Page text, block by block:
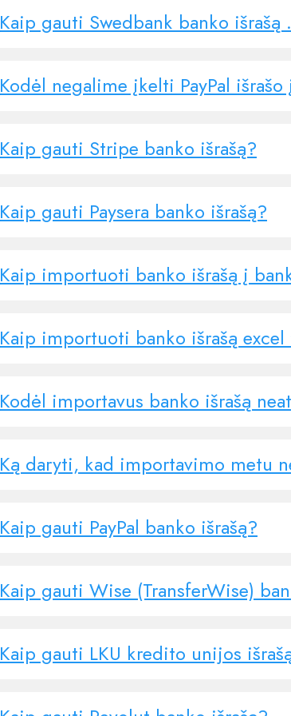
Kaip gauti Swedbank banko
Kodėl negalime įkelti PayPal
Kaip gauti Stripe banko išrašą?
Kaip gauti Paysera banko išrašą?
Kaip importuoti banko išrašą į
Kaip importuoti banko išrašą
Kodėl importavus banko išrašą
Ką daryti, kad importavimo metu
Kaip gauti PayPal banko išrašą?
Kaip gauti Wise (TransferWise)
Kaip gauti LKU kredito unijos